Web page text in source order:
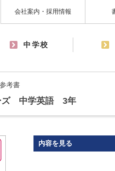
会社案内・採用情報
中学校
考書
ズ 中学英語 3年
内容を見る